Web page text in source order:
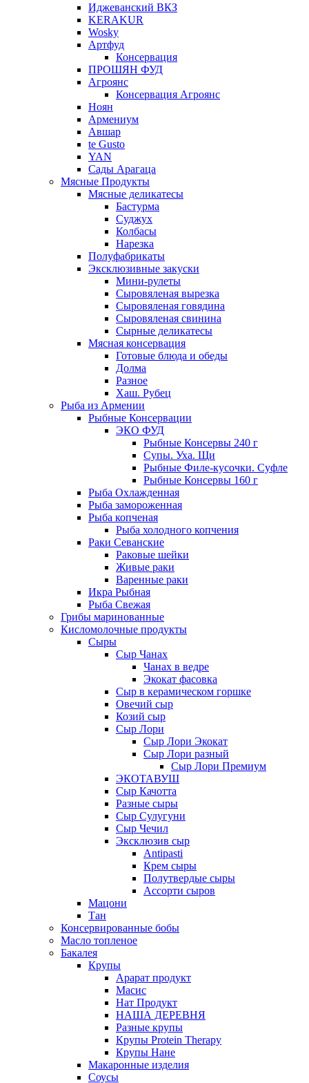
Иджеванский ВКЗ
KERAKUR
Wosky
Артфуд
Консервация
ПРОШЯН ФУД
Агроянс
Консервация Агроянс
Ноян
Армениум
Авшар
te Gusto
YAN
Сады Арагаца
Мясные Продукты
Мясные деликатесы
Бастурма
Суджух
Колбасы
Нарезка
Полуфабрикаты
Эксклюзивные закуски
Мини-рулеты
Сыровяленая вырезка
Сыровяленая говядина
Сыровяленая свинина
Сырные деликатесы
Мясная консервация
Готовые блюда и обеды
Долма
Разное
Хаш. Рубец
Рыба из Армении
Рыбные Консервации
ЭКО ФУД
Рыбные Консервы 240 г
Супы. Уха. Щи
Рыбные Филе-кусочки. Суфле
Рыбные Консервы 160 г
Рыба Охлажденная
Рыба замороженная
Рыба копченая
Рыба холодного копчения
Раки Севанские
Раковые шейки
Живые раки
Варенные раки
Икра Рыбная
Рыба Свежая
Грибы маринованные
Кисломолочные продукты
Сыры
Сыр Чанах
Чанах в ведре
Экокат фасовка
Сыр в керамическом горшке
Овечий сыр
Козий сыр
Сыр Лори
Сыр Лори Экокат
Сыр Лори разный
Сыр Лори Премиум
ЭКОТАВУШ
Сыр Качотта
Разные сыры
Сыр Сулугуни
Сыр Чечил
Эксклюзив сыр
Antipasti
Крем сыры
Полутвердые сыры
Ассорти сыров
Мацони
Тан
Консервированные бобы
Масло топленое
Бакалея
Крупы
Арарат продукт
Масис
Нат Продукт
НАША ДЕРЕВНЯ
Разные крупы
Крупы Protein Therapy
Крупы Нане
Макаронные изделия
Соусы